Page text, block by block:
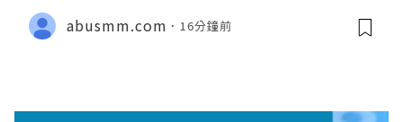
abusmm.com 16分鐘前